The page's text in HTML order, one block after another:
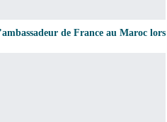
de France au Maroc lors…